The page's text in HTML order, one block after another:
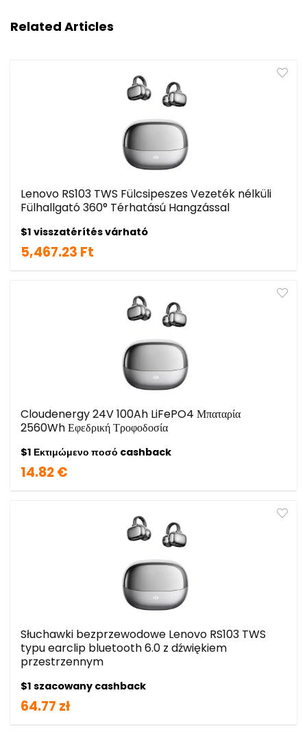
Related Articles
Lenovo RS103 TWS Fülcsipeszes Vezeték nélküli
Fülhallgató 360° Térhatású Hangzással
$1 visszatérítés várható
5,467.23 Ft
Cloudenergy 24V 100Ah LiFePO4 Μπαταρία
2560Wh Εφεδρική Τροφοδοσία
$1 Εκτιμώμενο ποσό cashback
14.82 €
Słuchawki bezprzewodowe Lenovo RS103 TWS
typu earclip bluetooth 6.0 z dźwiękiem
przestrzennym
$1 szacowany cashback
64.77 zł